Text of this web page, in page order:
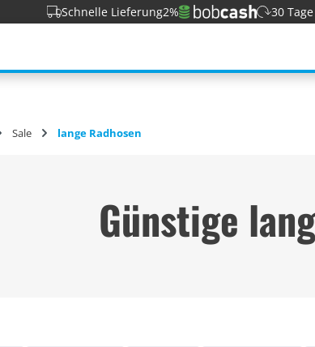
springen
Schnelle Lieferung2% 30
Sale lange Radhosen
Günstige